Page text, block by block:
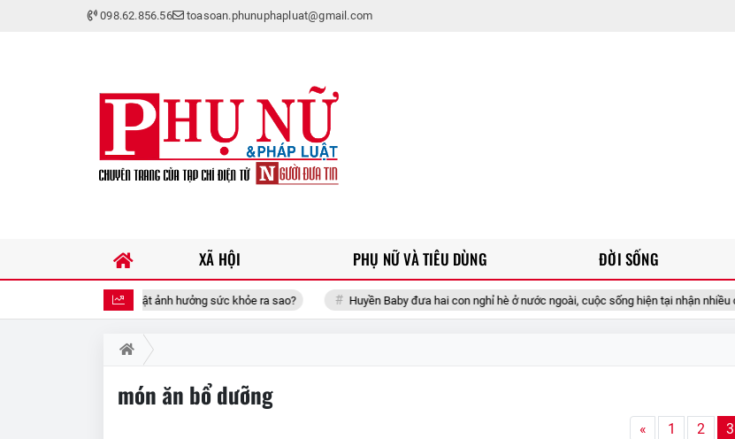
098.62.856.56 toasoan.phunuphapluat@gmail.com
Ngủ khi tivi vẫn bật ảnh hưởng sức khỏe ra sao? Huyền Baby đưa hai con nghỉ hè ở nước ngoài, cuộc sống hiện tại nhận nhiều chú ý
XÃ HỘI PHỤ NỮ VÀ TIÊU DÙNG ĐỜI SỐNG
món ăn bổ dưỡng
« 1 2 3